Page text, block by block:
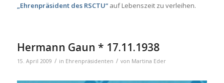
„Ehrenpräsident des RSCTU“auf Lebenszeit zu verleihen.
Hermann Gaun * 17.11.1938
15. April 2009 / in Ehrenpräsidenten / von Martina Eder